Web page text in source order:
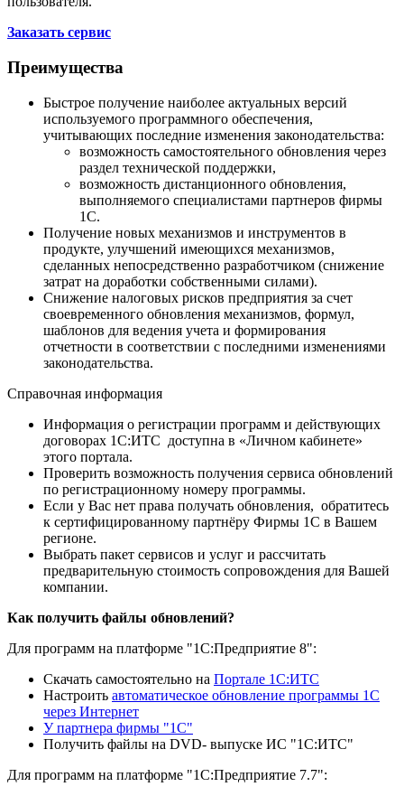
Заказать сервис
Преимущества
Быстрое получение наиболее актуальных версий
используемого программного обеспечения,
учитывающих последние изменения законодательства:
возможность самостоятельного обновления через
раздел технической поддержки,
возможность дистанционного обновления,
выполняемого специалистами партнеров фирмы
1С.
Получение новых механизмов и инструментов в
продукте, улучшений имеющихся механизмов,
сделанных непосредственно разработчиком (снижение
затрат на доработки собственными силами).
Снижение налоговых рисков предприятия за счет
своевременного обновления механизмов, формул,
шаблонов для ведения учета и формирования
отчетности в соответствии с последними изменениями
законодательства.
Справочная информация
Информация о регистрации программ и действующих
договорах 1С:ИТС доступна в «Личном кабинете»
этого портала.
Проверить возможность получения сервиса обновлений
по регистрационному номеру программы.
Если у Вас нет права получать обновления, обратитесь
к сертифицированному партнёру Фирмы 1С в Вашем
регионе.
Выбрать пакет сервисов и услуг и рассчитать
предварительную стоимость сопровождения для Вашей
компании.
Как получить файлы обновлений?
Для программ на платформе "1С:Предприятие 8":
Скачать самостоятельно на Портале 1С:ИТС
Настроить автоматическое обновление программы 1С
через Интернет
У партнера фирмы "1С"
Получить файлы на DVD- выпуске ИС "1С:ИТС"
Для программ на платформе "1С:Предприятие 7.7":